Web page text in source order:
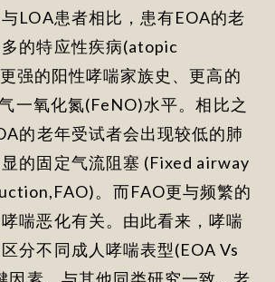
LOA患者相比，患有EOA的老
的特应性疾病(atopic
强的阳性哮喘家族史、更高的
一氧化氮(FeNO)水平。相比之
的老年受试者会出现较低的肺
的固定气流阻塞 (Fixed airway
。而FAO更与频繁的
喘恶化有关。由此看来，哮喘
分不同成人哮喘表型(EOA Vs